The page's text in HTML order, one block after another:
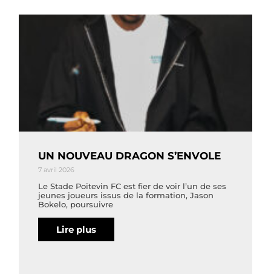
UN NOUVEAU DRAGON S’ENVOLE
7 avril 2026
Le Stade Poitevin FC est fier de voir l’un de ses
jeunes joueurs issus de la formation, Jason
Bokelo, poursuivre
Lire plus